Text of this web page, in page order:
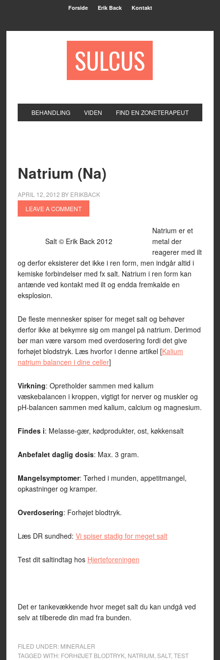
Forside Erik Back Kontakt
SULCUS
BEHANDLING VIDEN FIND EN ZONETERAPEUT
Natrium (Na)
APRIL 12, 2012 BY ERIKBACK
LEAVE A COMMENT
Salt © Erik Back 2012
Natrium er et
metal der
reagerer med ilt
og derfor eksisterer det ikke i ren form, men indgår altid i
kemiske forbindelser med fx salt. Natrium i ren form kan
antænde ved kontakt med ilt og endda fremkalde en
eksplosion.
De fleste mennesker spiser for meget salt og behøver
derfor ikke at bekymre sig om mangel på natrium. Derimod
bør man være varsom med overdosering fordi det give
forhøjet blodstryk. Læs hvorfor i denne artikel [Kalium
natrium balancen i dine celler]
Virkning: Opretholder sammen med kalium
væskebalancen i kroppen, vigtigt for nerver og muskler og
pH-balancen sammen med kalium, calcium og magnesium.
Findes i: Melasse-gær, kødprodukter, ost, køkkensalt
Anbefalet daglig dosis: Max. 3 gram.
Mangelsymptomer: Tørhed i munden, appetitmangel,
opkastninger og kramper.
Overdosering: Forhøjet blodtryk.
Læs DR sundhed: Vi spiser stadig for meget salt
Test dit saltindtag hos Hjerteforeningen
Det er tankevækkende hvor meget salt du kan undgå ved
selv at tilberede din mad fra bunden.
FILED UNDER: MINERALER
TAGGED WITH: FORHØJET BLODTRYK, NATRIUM SALT, TEST